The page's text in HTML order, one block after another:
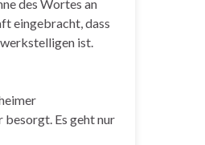
des Wortes an
eingebracht, dass
ist.
Es geht nur